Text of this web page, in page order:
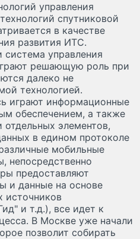
управления
спутниковой
в качестве
развития ИТС.
система управления
решающую роль при
далеко не
технологией.
играют информационные
обеспечением, а также
элементов,
в едином протоколе
мобильные
непосредственно
предоставляют
и данные на основе
источников
и т.д.), все идет к
В Москве уже начали
позволит собирать